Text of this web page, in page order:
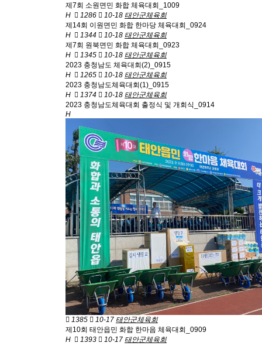
제7회 소원면민 화합 체육대회_1009
H
1286 10-18 태안군체육회
제14회 이원면민 화합 한마당 체육대회_0924
H
1344 10-18 태안군체육회
제7회 원북면민 화합 체육대회_0923
H
1345 10-18 태안군체육회
2023 충청남도 체육대회(2)_0915
H
1265 10-18 태안군체육회
2023 충청남도체육대회(1)_0915
H
1374 10-18 태안군체육회
2023 충청남도체육대회 출정식 및 개회식_0914
H
1385 10-17 태안군체육회
제10회 태안읍민 화합 한마음 체육대회_0909
H
1393 10-17 태안군체육회